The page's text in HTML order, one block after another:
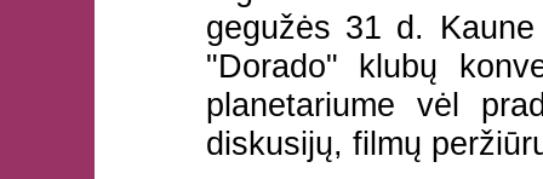
gegužės 31 d.
"Dorado" klubų
planetariume vėl
diskusijų, filmų